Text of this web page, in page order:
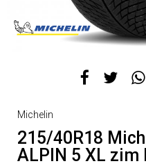
Michelin
215/40R18
ALPIN 5 XL zim